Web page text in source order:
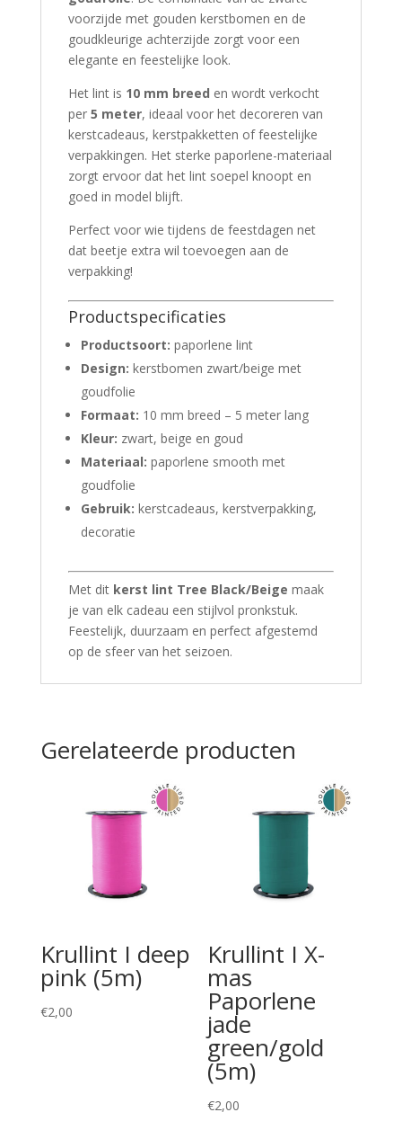
voorzijde met gouden kerstbomen en de
goudkleurige achterzijde zorgt voor een
elegante en feestelijke look.
Het lint is 10 mm breed en wordt verkocht
per 5 meter, ideaal voor het decoreren van
kerstcadeaus, kerstpakketten of feestelijke
verpakkingen. Het sterke paporlene-materiaal
zorgt ervoor dat het lint soepel knoopt en
goed in model blijft.
Perfect voor wie tijdens de feestdagen net
dat beetje extra wil toevoegen aan de
verpakking!
Productspecificaties
Productsoort: paporlene lint
Design: kerstbomen zwart/beige met
goudfolie
Formaat: 10 mm breed – 5 meter lang
Kleur: zwart, beige en goud
Materiaal: paporlene smooth met
goudfolie
Gebruik: kerstcadeaus, kerstverpakking,
decoratie
Met dit kerst lint Tree Black/Beige maak
je van elk cadeau een stijlvol pronkstuk.
Feestelijk, duurzaam en perfect afgestemd
op de sfeer van het seizoen.
Gerelateerde producten
Krullint I deep
pink (5m)
€2,00
Krullint I X-
mas
Paporlene
jade
green/gold
(5m)
€2,00